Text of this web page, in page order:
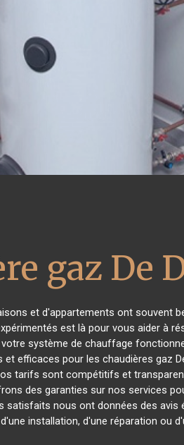
gaz De
et d'appartements ont souvent
est là pour vous aider à
système de chauffage
efficaces pour les chaudières gaz
tarifs sont compétitifs et
des garanties sur nos services
satisfaits nous ont données des avis
installation, d'une réparation ou